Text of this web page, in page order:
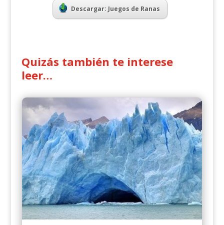
Descargar: Juegos de Ranas
Quizás también te interese
leer…